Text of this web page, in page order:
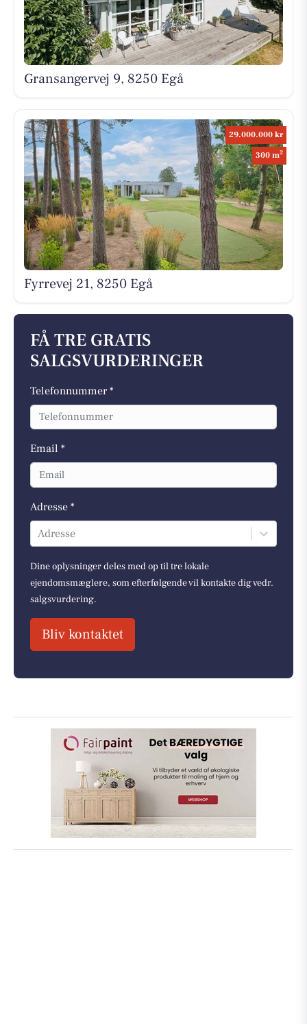
Gransangervej 9, 8250 Egå
29.000.000 kr
300 m2
Fyrrevej 21, 8250 Egå
FÅ TRE GRATIS
SALGSVURDERINGER
Telefonnummer *
Email *
Adresse *
Adresse
Dine oplysninger deles med op til tre lokale
ejendomsmæglere, som efterfølgende vil kontakte dig vedr.
salgsvurdering.
Bliv kontaktet